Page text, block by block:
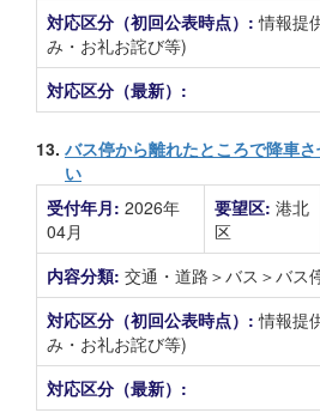
対応区分（初回公表時点）:情報提
み・お礼お詫び等)
対応区分（最新）:
13. バス停から離れたところで降車
い
受付年月: 2026年
04月
要望区: 港北
区
内容分類: 交通・道路＞バス＞バス
対応区分（初回公表時点）:情報提
み・お礼お詫び等)
対応区分（最新）: